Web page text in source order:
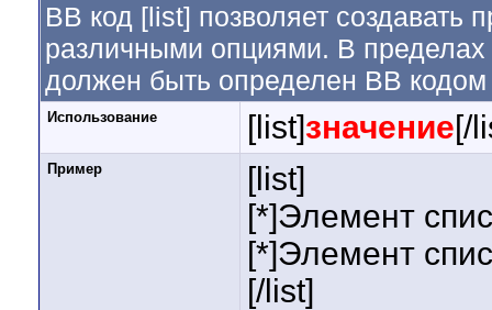
BB код [list] позволяет создавать
различными опциями. В
должен быть определен BB
Использование [list]значение[/
Пример
[list]
[*]Элемент
[*]Элемент
[/list]